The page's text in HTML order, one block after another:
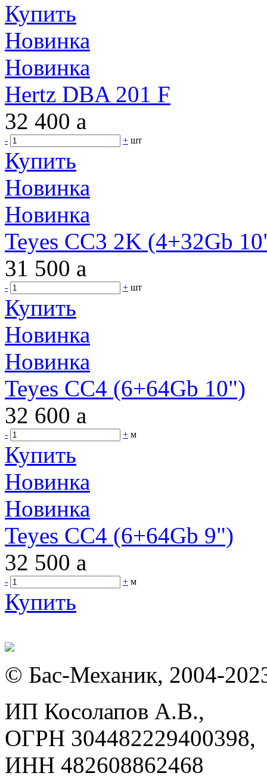
Купить
Новинка
Новинка
Hertz DBA 201 F
32 400 a
- + шт
Купить
Новинка
Новинка
Teyes CC3 2K (4+32Gb
31 500 a
- + шт
Купить
Новинка
Новинка
Teyes CC4 (6+64Gb 10")
32 600 a
- + м
Купить
Новинка
Новинка
Teyes CC4 (6+64Gb 9")
32 500 a
- + м
Купить
© Бас-Механик, 2004-
ИП Косолапов А.В.,
ОГРН 304482229400398,
ИНН 482608862468